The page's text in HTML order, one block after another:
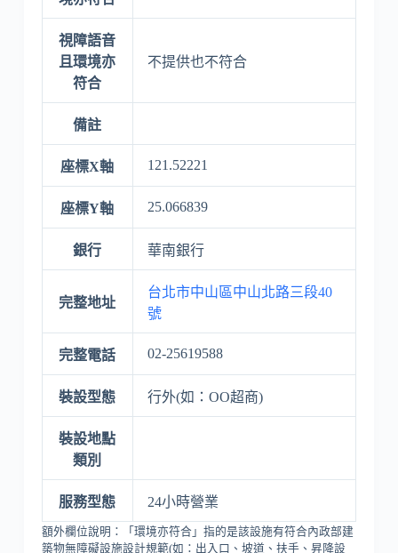
視障語音
且環境亦
符合
不提供也不符合
備註
座標X軸 121.52221
座標Y軸 25.066839
銀行 華南銀行
完整地址
台北市中山區中山北路三段40
號
完整電話 02-25619588
裝設型態 行外(如：OO超商)
裝設地點
類別
服務型態 24小時營業
額外欄位說明：「環境亦符合」指的是該設施有符合內政部建
築物無障礙設施設計規範(如：出入口、坡道、扶手、昇降設